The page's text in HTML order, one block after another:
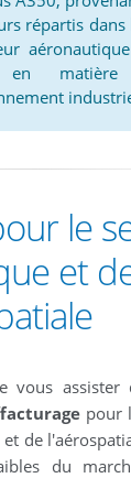
répartis dans
en
le
et
vous assister
pour
de
du